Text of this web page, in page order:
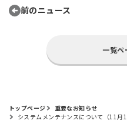
前のニュース
一覧ペ
トップページ
重要なお知らせ
システムメンテナンスについて（11月